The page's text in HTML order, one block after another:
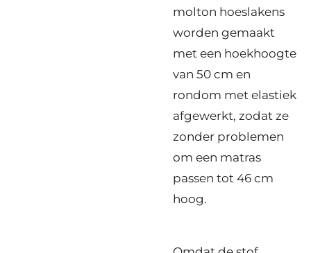
molton hoeslakens
worden gemaakt
met een hoekhoogte
van 50 cm en
rondom met elastiek
afgewerkt, zodat ze
zonder problemen
om een matras
passen tot 46 cm
hoog.